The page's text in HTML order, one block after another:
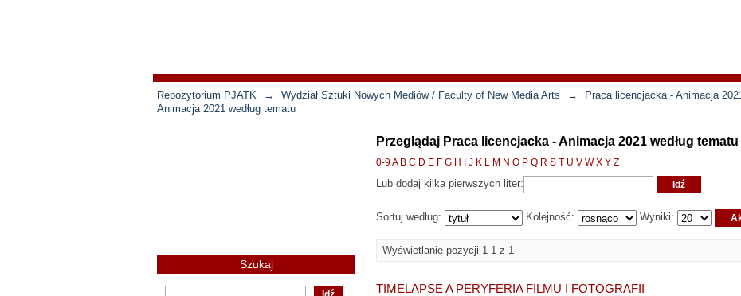
Repozytorium PJATK → Wydział Sztuki Nowych Mediów / Faculty of New Media Arts → Praca licencjacka - Animacja
Animacja 2021 według tematu
Przeglądaj Praca licencjacka - Animacja 2021 według
0-9A B C D E F G H J K L M N O P Q R S T U V W X Y Z
Lub dodaj kilka pierwszych liter:
Sortuj według: Kolejność: Wyniki:
Wyświetlanie pozycji 1-1 z 1
TIMELAPSE A PERYFERIA FILMU I FOTOGRAFII
Szukaj